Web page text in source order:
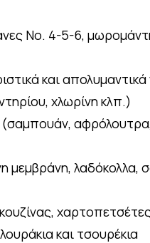
Νο. 4-5-6,
και απολυμαντικά
χλωρίνη κλπ.)
μεμβράνη,
και τσουρέκια